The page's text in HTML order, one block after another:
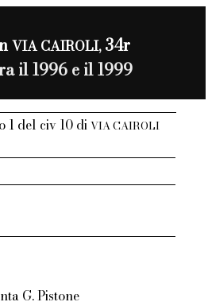
VIA CAIROLI,34r
il 1996 e il 1999
1 del civ 10 diVIA CAIROLI
G. Pistone